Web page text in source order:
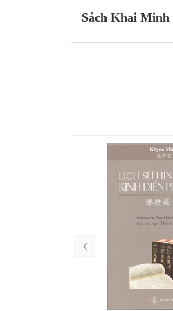
Sách Khai